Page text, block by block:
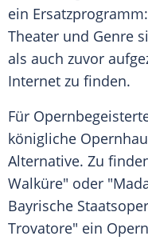
ein
Theater und Genre
als auch zuvor
Internet zu finden.
Für
königliche
Alternative. Zu
Walküre" oder
Bayrische
Trovatore" ein